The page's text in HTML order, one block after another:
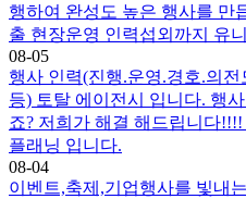
행하여 완성도 높은 행사를 만
출 현장운영 인력섭외까지 유
08-05
행사 인력(진행.운영.경호.의
등) 토탈 에이전시 입니다. 행
죠? 저희가 해결 해드립니다
플래닝 입니다.
08-04
이벤트,축제,기업행사를 빛내